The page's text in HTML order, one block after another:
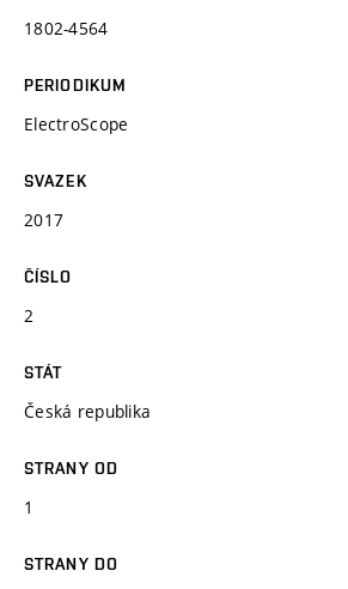
1802-4564
PERIODIKUM
ElectroScope
SVAZEK
2017
ČÍSLO
2
STÁT
Česká republika
STRANY OD
1
STRANY DO